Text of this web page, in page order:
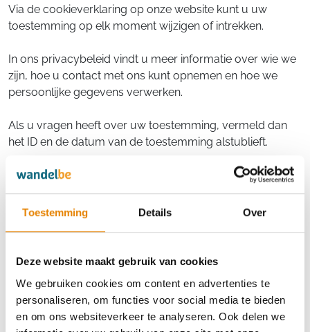
Toestemming Details Over
Deze website maakt gebruik van cookies
We gebruiken cookies om content en advertenties te
personaliseren, om functies voor social media te bieden
en om ons websiteverkeer te analyseren. Ook delen we
Via de cookieverklaring op onze website kunt u uw
toestemming op elk moment wijzigen of intrekken.
In ons privacybeleid vindt u meer informatie over wie we
zijn, hoe u contact met ons kunt opnemen en hoe we
persoonlijke gegevens verwerken.
Als u vragen heeft over uw toestemming, vermeld dan
het ID en de datum van de toestemming alstublieft.
Uw toestemming geldt voor de volgende domeinen:
Uw huidige stand: Weigeren.
Verander uw toestemming
Cookieverklaring laatst bijgewerkt op 12/07/2026 door
Cookiebot:
Noodzakelijk (4)